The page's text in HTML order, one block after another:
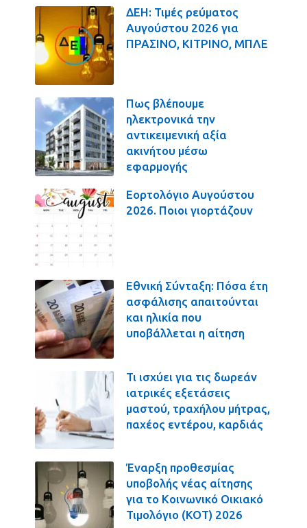
ΔΕΗ: Τιμές ρεύματος
Αυγούστου 2026 για
ΠΡΑΣΙΝΟ, ΚΙΤΡΙΝΟ, ΜΠΛΕ
Πως βλέπουμε
ηλεκτρονικά την
αντικειμενική αξία
ακινήτου μέσω
εφαρμογής
Εορτολόγιο Αυγούστου
2026. Ποιοι γιορτάζουν
Εθνική Σύνταξη: Πόσα έτη
ασφάλισης απαιτούνται
και ηλικία που
υποβάλλεται η αίτηση
Τι ισχύει για τις δωρεάν
ιατρικές εξετάσεις
μαστού, τραχήλου μήτρας,
παχέος εντέρου, καρδιάς
Έναρξη προθεσμίας
υποβολής νέας αίτησης
για το Κοινωνικό Οικιακό
Τιμολόγιο (ΚΟΤ) 2026